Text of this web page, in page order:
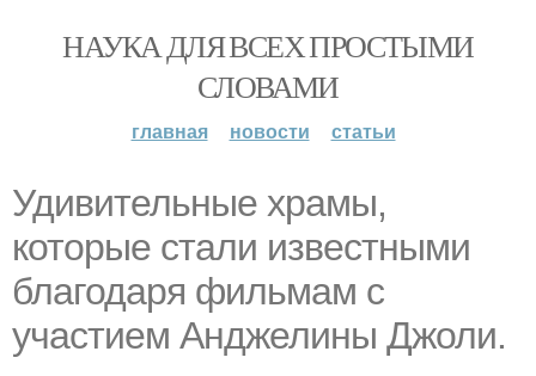
НАУКА ДЛЯ ВСЕХ ПРОСТЫМИ
СЛОВАМИ
главная новости статьи
Удивительные храмы,
которые стали известными
благодаря фильмам с
участием Анджелины Джоли.